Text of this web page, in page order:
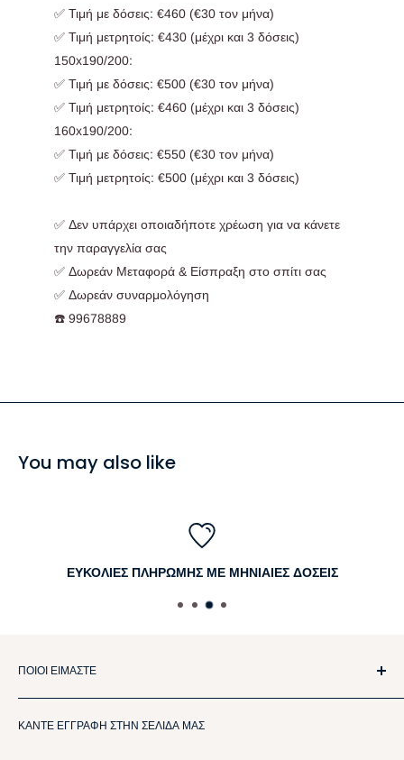
✅ Τιμή με δόσεις: €460 (€30 τον μήνα)
✅ Τιμή μετρητοίς: €430 (μέχρι και 3 δόσεις)
150x190/200:
✅ Τιμή με δόσεις: €500 (€30 τον μήνα)
✅ Τιμή μετρητοίς: €460 (μέχρι και 3 δόσεις)
160x190/200:
✅ Τιμή με δόσεις: €550 (€30 τον μήνα)
✅ Τιμή μετρητοίς: €500 (μέχρι και 3 δόσεις)
✅ Δεν υπάρχει οποιαδήποτε χρέωση για να κάνετε
την παραγγελία σας
✅ Δωρεάν Μεταφορά & Είσπραξη στο σπίτι σας
✅ Δωρεάν συναρμολόγηση
☎️ 99678889
You may also like
ΕΥΚΟΛΙΕΣ ΠΛΗΡΩΜΗΣ ΜΕ ΜΗΝΙΑΙΕΣ ΔΟΣΕΙΣ
ΠΟΙΟΙ ΕΙΜΑΣΤΕ
ποιότητας και μεγάλης αντοχής.Με πολλά χρόνια εμπειρίας
ΚΑΝΤΕ ΕΓΓΡΑΦΗ ΣΤΗΝ ΣΕΛΙΔΑ ΜΑΣ